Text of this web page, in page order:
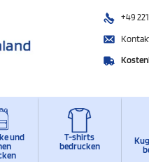
+49
und
T-shirts
bedrucken